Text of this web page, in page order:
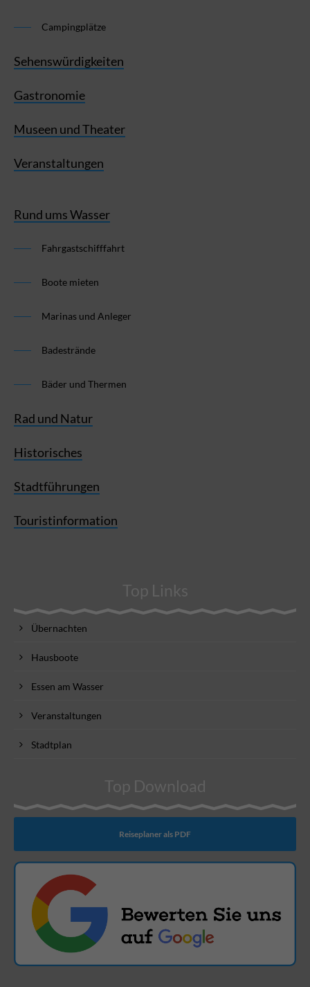
Campingplätze
Sehenswürdigkeiten
Gastronomie
Museen und Theater
Veranstaltungen
Rund ums Wasser
Fahrgastschifffahrt
Boote mieten
Marinas und Anleger
Badestrände
Bäder und Thermen
Rad und Natur
Historisches
Stadtführungen
Touristinformation
Top Links
Übernachten
Hausboote
Essen am Wasser
Veranstaltungen
Stadtplan
Top Download
Reiseplaner als PDF